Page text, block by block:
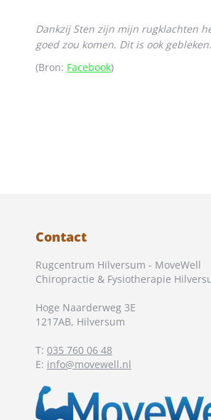
Dankzij Sten zijn mijn rugklachten
goed zou komen. Dit is ook
(Bron: Facebook)
Contact
Rugcentrum Hilversum - MoveWell
Chiropractie & Fysiotherapie
Hoge Naarderweg 3E
1217AB, Hilversum
T: 035 760 06 48
E: info@movewell.nl